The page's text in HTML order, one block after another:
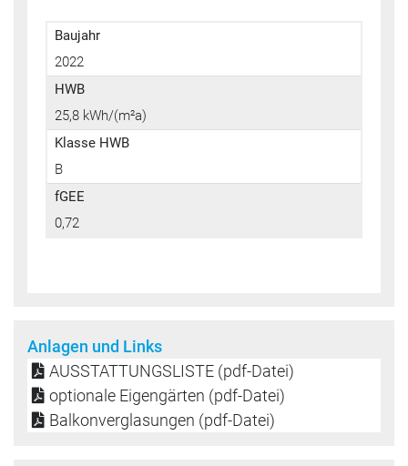
Baujahr
2022
HWB
25,8 kWh/(m²a)
Klasse HWB
B
fGEE
0,72
Anlagen und Links
AUSSTATTUNGSLISTE (pdf-Datei)
optionale Eigengärten (pdf-Datei)
Balkonverglasungen (pdf-Datei)